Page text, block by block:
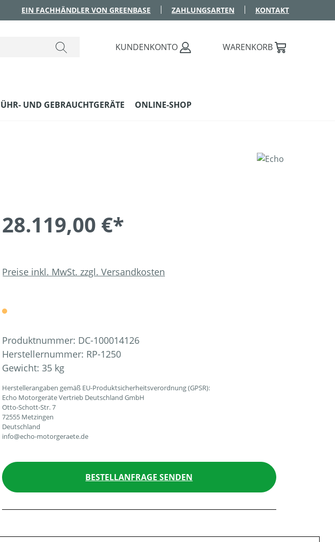
EIN FACHHÄNDLER VON GREENBASE ZAHLUNGSARTEN KONTAKT
KUNDENKONTO WARENKORB
UND GEBRAUCHTGERÄTE ONLINE-SHOP
28.119,00 €*
Preise inkl. MwSt. zzgl. Versandkosten
Produktnummer: DC-100014126
Herstellernummer: RP-1250
Gewicht: 35 kg
Herstellerangaben gemäß EU-Produktsicherheitsverordnung (GPSR):
Echo Motorgeräte Vertrieb Deutschland GmbH
Otto-Schott-Str. 7
72555 Metzingen
Deutschland
info@echo-motorgeraete.de
BESTELLANFRAGE SENDEN